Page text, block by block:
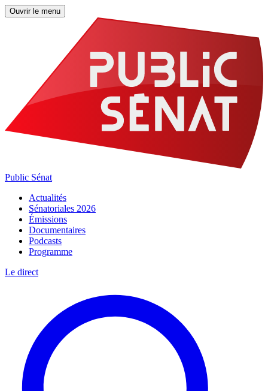
Ouvrir le menu
Public Sénat
Actualités
Sénatoriales 2026
Émissions
Documentaires
Podcasts
Programme
Le direct